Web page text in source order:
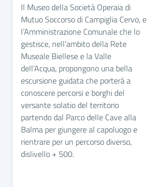
Il Museo della Società Operaia di
Mutuo Soccorso di Campiglia Cervo, e
l’Amministrazione Comunale che lo
gestisce, nell’ambito della Rete
Museale Biellese e la Valle
dell’Acqua, propongono una bella
escursione guidata che porterà a
conoscere percorsi e borghi del
versante solatio del territorio
partendo dal Parco delle Cave alla
Balma per giungere al capoluogo e
rientrare per un percorso diverso,
dislivello + 500.